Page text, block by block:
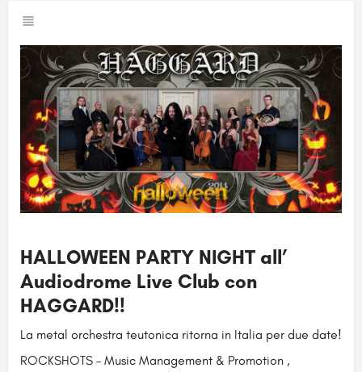
HALLOWEEN PARTY NIGHT all’
Audiodrome Live Club con
HAGGARD!!
La metal orchestra teutonica ritorna in Italia per due date!
ROCKSHOTS – Music Management & Promotion ,